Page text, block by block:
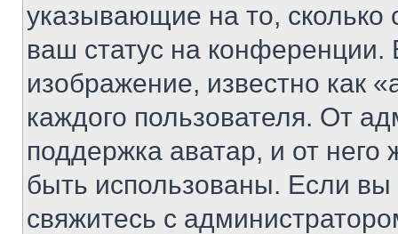
указывающие на то,
ваш статус на
изображение, известно как
каждого пользователя. От
поддержка аватар, и от него
быть использованы. Если
свяжитесь с